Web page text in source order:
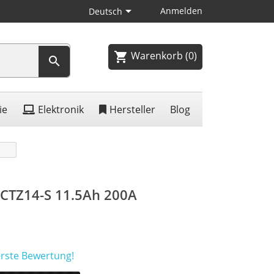
Deutsch Anmelden
 shopping_cart Warenkorb (0)
Elektronik Hersteller Blog
S 11.5Ah 200A
Bewertung!